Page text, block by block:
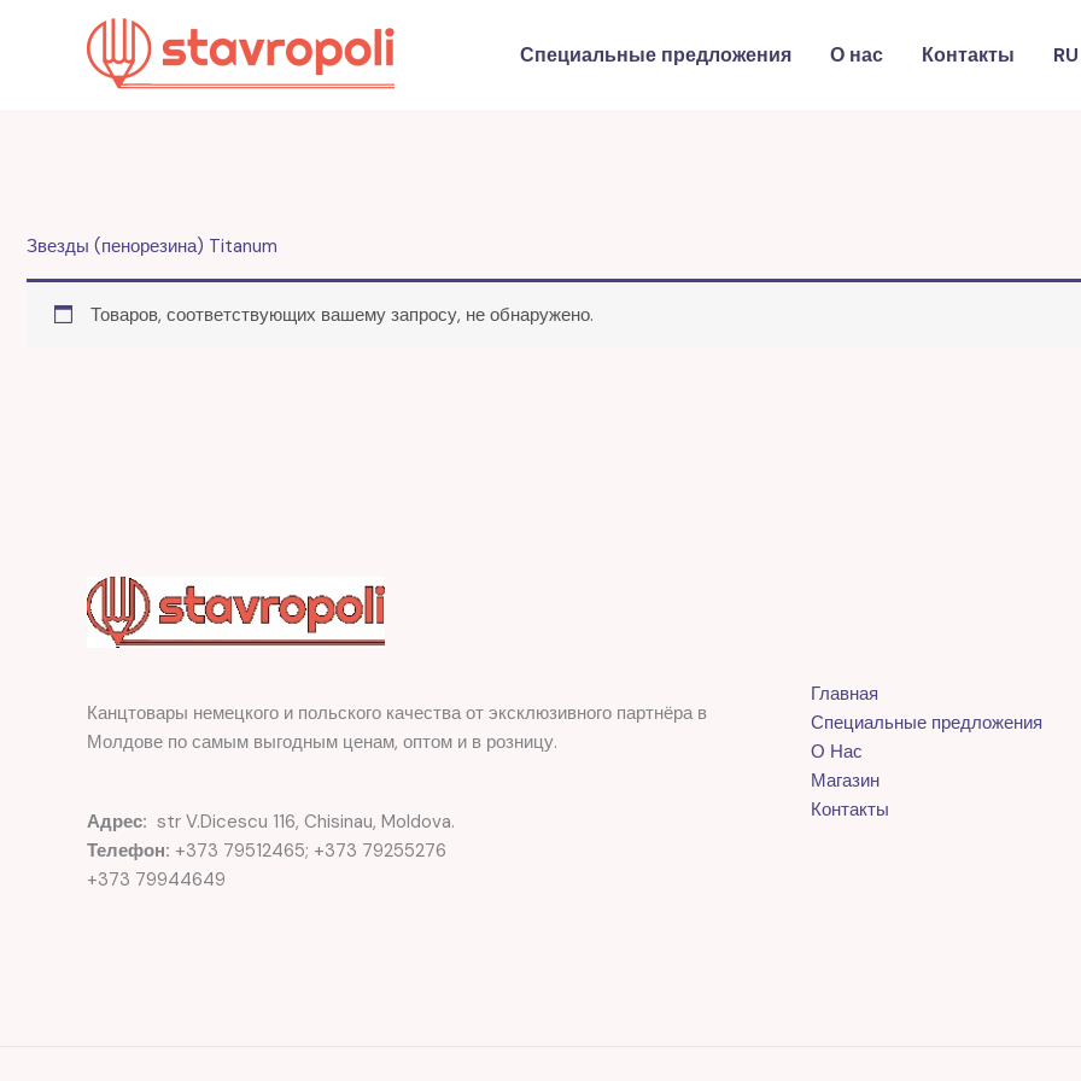
содержимому
Специальные предложения О нас Контакты RU
Звезды (пенорезина) Titanum
Товаров, соответствующих вашему запросу, не обнаружено.
Канцтовары немецкого и польского качества от эксклюзивного партнёра в
Молдове по самым выгодным ценам, оптом и в розницу.
Адрес: str V.Dicescu 116, Chisinau, Moldova.
Телефон: +373 79512465; +373 79255276
+373 79944649
Главная
Специальные предложения
О Нас
Магазин
Контакты